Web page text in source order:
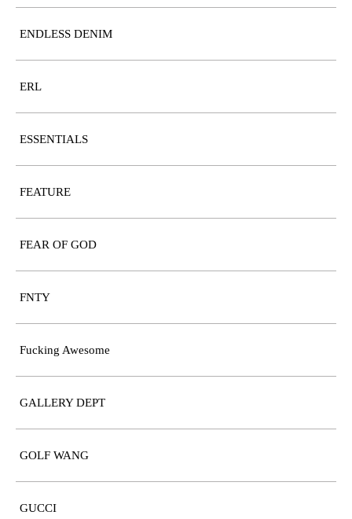
ENDLESS DENIM
ERL
ESSENTIALS
FEATURE
FEAR OF GOD
FNTY
Fucking Awesome
GALLERY DEPT
GOLF WANG
GUCCI